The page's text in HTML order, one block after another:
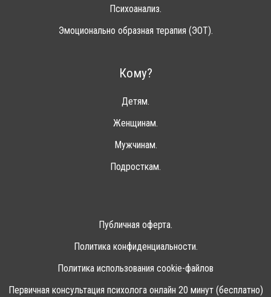
Психоанализ.
Эмоционально образная терапия (ЭОТ).
Кому?
Детям.
Женщинам.
Мужчинам.
Подросткам.
Публичная оферта.
Политика конфиденциальности.
Политика использования cookie-файлов
Первичная консультация психолога онлайн 20 минут (бесплатно)